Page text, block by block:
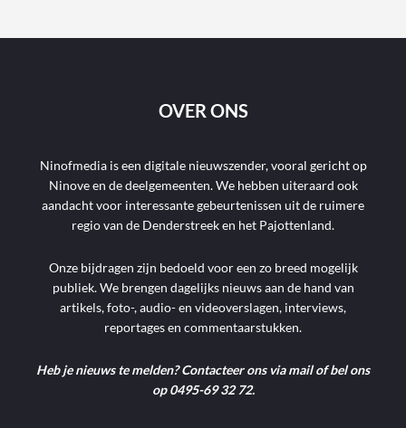
OVER ONS
Ninofmedia is een digitale nieuwszender, vooral gericht op
Ninove en de deelgemeenten. We hebben uiteraard ook
aandacht voor interessante gebeurtenissen uit de ruimere
regio van de Denderstreek en het Pajottenland.
Onze bijdragen zijn bedoeld voor een zo breed mogelijk
publiek. We brengen dagelijks nieuws aan de hand van
artikels, foto-, audio- en videoverslagen, interviews,
reportages en commentaarstukken.
Heb je nieuws te melden? Contacteer ons via mail of bel ons
op 0495-69 32 72.